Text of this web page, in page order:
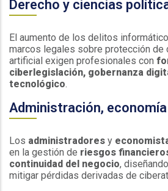
Derecho y ciencias
El aumento de los delitos
marcos legales sobre protección de
artificial exigen profesionales con
ciberlegislación, gobernanza
tecnológico.
Administración,
Los administradores y
en la gestión de riesgos
continuidad del negocio,
mitigar pérdidas derivadas de